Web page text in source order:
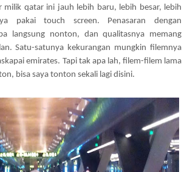
milik qatar ini jauh lebih baru, lebih besar, lebih
pakai touch screen. Penasaran dengan
langsung nonton, dan qualitasnya memang
Satu-satunya kekurangan mungkin filemnya
emirates. Tapi tak apa lah, filem-filem lama
bisa saya tonton sekali lagi disini.